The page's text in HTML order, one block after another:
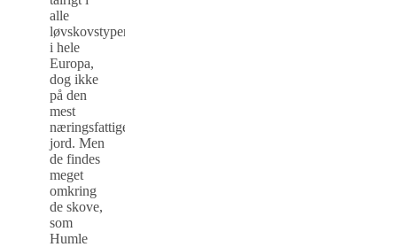
alle
løvskovstyper
i hele
Europa,
dog ikke
på den
mest
næringsfattige
jord. Men
de findes
meget
omkring
de skove,
som
Humle